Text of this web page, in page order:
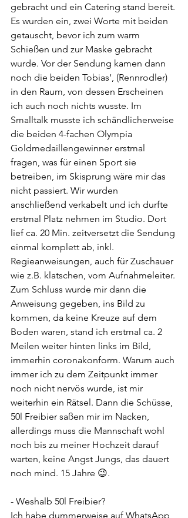
gebracht und ein Catering stand bereit.
Es wurden ein, zwei Worte mit beiden
getauscht, bevor ich zum warm
Schießen und zur Maske gebracht
wurde. Vor der Sendung kamen dann
noch die beiden Tobias‘, (Rennrodler)
in den Raum, von dessen Erscheinen
ich auch noch nichts wusste. Im
Smalltalk musste ich schändlicherweise
die beiden 4-fachen Olympia
Goldmedaillengewinner erstmal
fragen, was für einen Sport sie
betreiben, im Skisprung wäre mir das
nicht passiert. Wir wurden
anschließend verkabelt und ich durfte
erstmal Platz nehmen im Studio. Dort
lief ca. 20 Min. zeitversetzt die Sendung
einmal komplett ab, inkl.
Regieanweisungen, auch für Zuschauer
wie z.B. klatschen, vom Aufnahmeleiter.
Zum Schluss wurde mir dann die
Anweisung gegeben, ins Bild zu
kommen, da keine Kreuze auf dem
Boden waren, stand ich erstmal ca. 2
Meilen weiter hinten links im Bild,
immerhin coronakonform. Warum auch
immer ich zu dem Zeitpunkt immer
noch nicht nervös wurde, ist mir
weiterhin ein Rätsel. Dann die Schüsse,
50l Freibier saßen mir im Nacken,
allerdings muss die Mannschaft wohl
noch bis zu meiner Hochzeit darauf
warten, keine Angst Jungs, das dauert
noch mind. 15 Jahre 😉.
- Weshalb 50l Freibier?
Ich habe dummerweise auf WhatsApp